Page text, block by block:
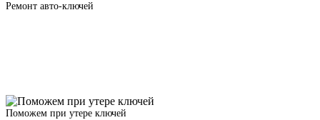
Ремонт авто-ключей
Поможем при утере ключей